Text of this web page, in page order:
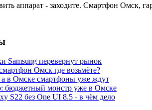
аппарат - заходите. Смартфон Омск,
Samsung перевернут рынок
Омск где возьмёте?
в Омске смартфоны уже ждут
бюджетный монстр уже в Омске
S22 без One UI 8.5 - в чём дело